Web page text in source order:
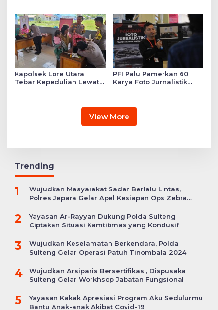
Kapolsek Lore Utara
Tebar Kepedulian Lewat
PFI Palu Pamerkan 60
Karya Foto Jurnalistik
View More
Trending
1
Wujudkan Masyarakat Sadar Berlalu Lintas,
Polres Jepara Gelar Apel Kesiapan Ops Zebra
2
Yayasan Ar-Rayyan Dukung Polda Sulteng
Ciptakan Situasi Kamtibmas yang Kondusif
3
Wujudkan Keselamatan Berkendara, Polda
Sulteng Gelar Operasi Patuh Tinombala 2024
4
Wujudkan Arsiparis Bersertifikasi, Dispusaka
Sulteng Gelar Workhsop Jabatan Fungsional
5
Yayasan Kakak Apresiasi Program Aku Sedulurmu
Bantu Anak-anak Akibat Covid-19